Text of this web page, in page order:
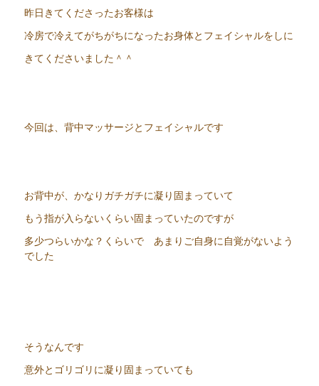
昨日きてくださったお客様は
冷房で冷えてがちがちになったお身体とフェイシャルをしに
きてくださいました＾＾
今回は、背中マッサージとフェイシャルです
お背中が、かなりガチガチに凝り固まっていて
もう指が入らないくらい固まっていたのですが
多少つらいかな？くらいで あまりご自身に自覚がないよう
でした
そうなんです
意外とゴリゴリに凝り固まっていても